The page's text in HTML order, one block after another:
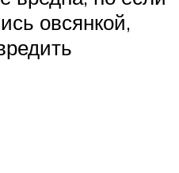
овсянкой,